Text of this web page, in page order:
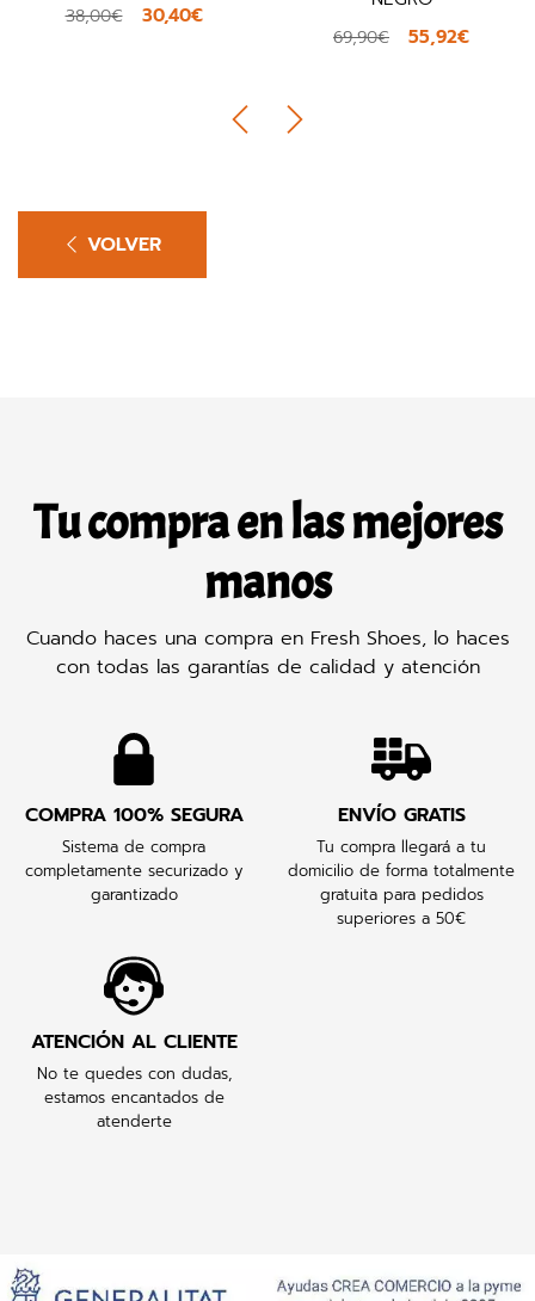
38,00€ 30,40€
69,90€ 55,92€
VOLVER
Tu compra en las mejores
manos
Cuando haces una compra en Fresh Shoes, lo haces
con todas las garantías de calidad y atención
COMPRA 100% SEGURA
Sistema de compra
completamente securizado y
garantizado
ENVÍO GRATIS
Tu compra llegará a tu
domicilio de forma totalmente
gratuita para pedidos
superiores a 50€
ATENCIÓN AL CLIENTE
No te quedes con dudas,
estamos encantados de
atenderte